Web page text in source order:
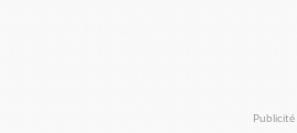
Publicité